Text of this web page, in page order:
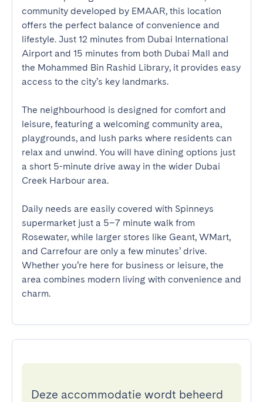
community developed by EMAAR, this location
offers the perfect balance of convenience and
lifestyle. Just 12 minutes from Dubai International
Airport and 15 minutes from both Dubai Mall and
the Mohammed Bin Rashid Library, it provides easy
access to the city’s key landmarks.
The neighbourhood is designed for comfort and
leisure, featuring a welcoming community area,
playgrounds, and lush parks where residents can
relax and unwind. You will have dining options just
a short 5-minute drive away in the wider Dubai
Creek Harbour area.
Daily needs are easily covered with Spinneys
supermarket just a 5–7 minute walk from
Rosewater, while larger stores like Geant, WMart,
and Carrefour are only a few minutes’ drive.
Whether you’re here for business or leisure, the
area combines modern living with convenience and
charm.
Deze accommodatie wordt beheerd